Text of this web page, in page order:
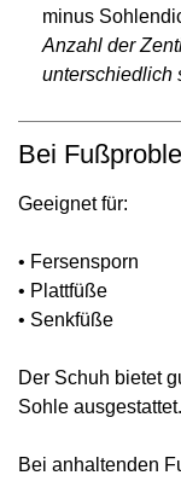
minus
Anzahl der
unterschiedlich
Bei
Geeignet für:
• Fersensporn
• Plattfüße
• Senkfüße
Der Schuh bietet
Sohle ausgestattet.
Bei anhaltenden